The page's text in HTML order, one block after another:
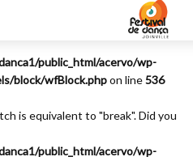
is equivalent to "break". Did you
public_html/acervo/wp-
block/wfBlock.phpon line536
is equivalent to "break". Did you
public_html/acervo/wp-